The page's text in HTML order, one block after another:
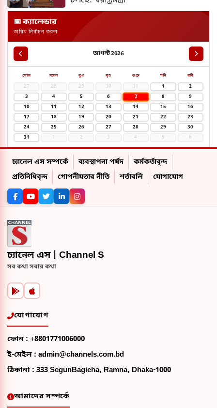
📅 ক্যালেন্ডার
তারিখ নির্বাচন করুন
আগস্ট 2026
সোম মঙ্গল বুধ বৃহ শুক্র শনি রবি
27 28 29 30 31 1
2
3
4 5 6 7 8
9
10
11 12 13 14 15
16
17
18 19 20 21 22
23
24
25 26 27 28 29
30
31
1 2 3 4 5 6
চ্যানেল এস সম্পর্কে ব্যবস্থাপনা পর্ষদ
কর্মকর্তাবৃন্দ
প্রতিনিধিবৃন্দ
গোপনীয়তার নীতি শর্তাবলি যোগাযোগ
চ্যানেল এস | Channel S
সব কথা সবার কথা
যোগাযোগ
ফোন : +8801771006000
ই-মেইল : admin@channels.com.bd
ঠিকানা : 333 SegunBagicha, Ramna, Dhaka-1000
আমাদের সম্পর্কে